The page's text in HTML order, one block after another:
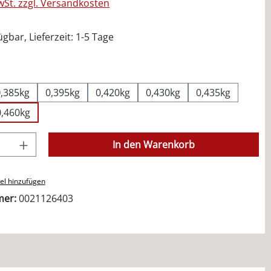
zzgl. Versandkosten
Lieferzeit: 1-5 Tage
0,395kg 0,420kg 0,430kg
0,435kg
Gib den gewünschten Wert
In den Warenkorb
hinzufügen
0021126403